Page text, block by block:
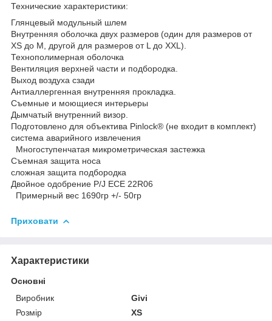
Технические характеристики:
Глянцевый модульный шлем
Внутренняя оболочка двух размеров (один для размеров от
XS до M, другой для размеров от L до XXL).
Технополимерная оболочка
Вентиляция верхней части и подбородка.
Выход воздуха сзади
Антиаллергенная внутренняя прокладка.
Съемные и моющиеся интерьеры
Дымчатый внутренний визор.
Подготовлено для объектива Pinlock® (не входит в комплект)
система аварийного извлечения
Многоступенчатая микрометрическая застежка
Съемная защита носа
сложная защита подбородка
Двойное одобрение P/J ECE 22R06
Примерный вес 1690гр +/- 50гр
Приховати
Характеристики
Основні
Виробник
Givi
Розмір
XS